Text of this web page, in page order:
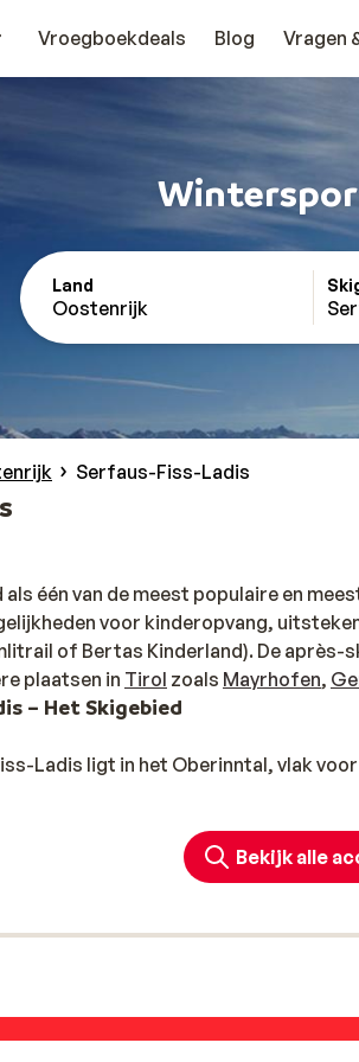
Vroegboekdeals Blog Vragen
Land
Oostenrijk
Serfaus-Fiss-Ladis
één van de meest populaire en
voor kinderopvang,
of Bertas Kinderland). De après-
plaatsen in Tirol zoals Mayrhofen,
– Het Skigebied
Ladis ligt in het Oberinntal, vlak
erg sneeuwzeker. Voor de
zullen meer op de vlakkere pistes
zijn de pistes vrijwel het
van het gebied en de moderne
zijn er vele prachtige wandelpaden en
Funpark is voor de
een feest is.
De skischolen
Bekijk alle